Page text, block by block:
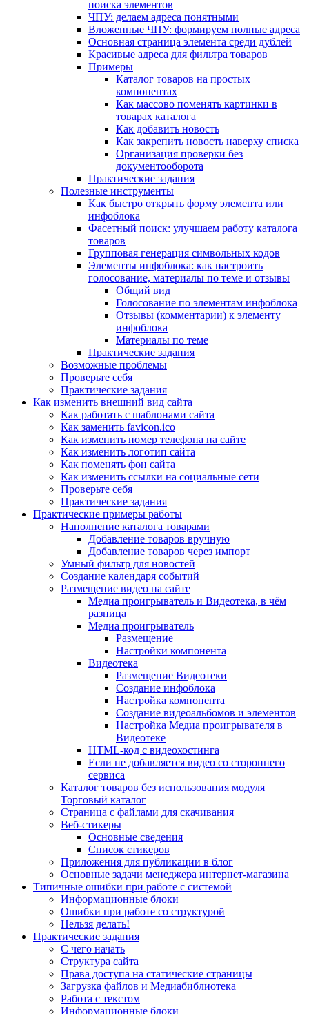
поиска элементов
ЧПУ: делаем адреса понятными
Вложенные ЧПУ: формируем полные адреса
Основная страница элемента среди дублей
Красивые адреса для фильтра товаров
Примеры
Каталог товаров на простых
компонентах
Как массово поменять картинки в
товарах каталога
Как добавить новость
Как закрепить новость наверху списка
Организация проверки без
документооборота
Практические задания
Полезные инструменты
Как быстро открыть форму элемента или
инфоблока
Фасетный поиск: улучшаем работу каталога
товаров
Групповая генерация символьных кодов
Элементы инфоблока: как настроить
голосование, материалы по теме и отзывы
Общий вид
Голосование по элементам инфоблока
Отзывы (комментарии) к элементу
инфоблока
Материалы по теме
Практические задания
Возможные проблемы
Проверьте себя
Практические задания
Как изменить внешний вид сайта
Как работать с шаблонами сайта
Как заменить favicon.ico
Как изменить номер телефона на сайте
Как изменить логотип сайта
Как поменять фон сайта
Как изменить ссылки на социальные сети
Проверьте себя
Практические задания
Практические примеры работы
Наполнение каталога товарами
Добавление товаров вручную
Добавление товаров через импорт
Умный фильтр для новостей
Создание календаря событий
Размещение видео на сайте
Медиа проигрыватель и Видеотека, в чём
разница
Медиа проигрыватель
Размещение
Настройки компонента
Видеотека
Размещение Видеотеки
Создание инфоблока
Настройка компонента
Создание видеоальбомов и элементов
Настройка Медиа проигрывателя в
Видеотеке
HTML-код с видеохостинга
Если не добавляется видео со стороннего
сервиса
Каталог товаров без использования модуля
Торговый каталог
Страница с файлами для скачивания
Веб-стикеры
Основные сведения
Список стикеров
Приложения для публикации в блог
Основные задачи менеджера интернет-магазина
Типичные ошибки при работе с системой
Информационные блоки
Ошибки при работе со структурой
Нельзя делать!
Практические задания
С чего начать
Структура сайта
Права доступа на статические страницы
Загрузка файлов и Медиабиблиотека
Работа с текстом
Информационные блоки